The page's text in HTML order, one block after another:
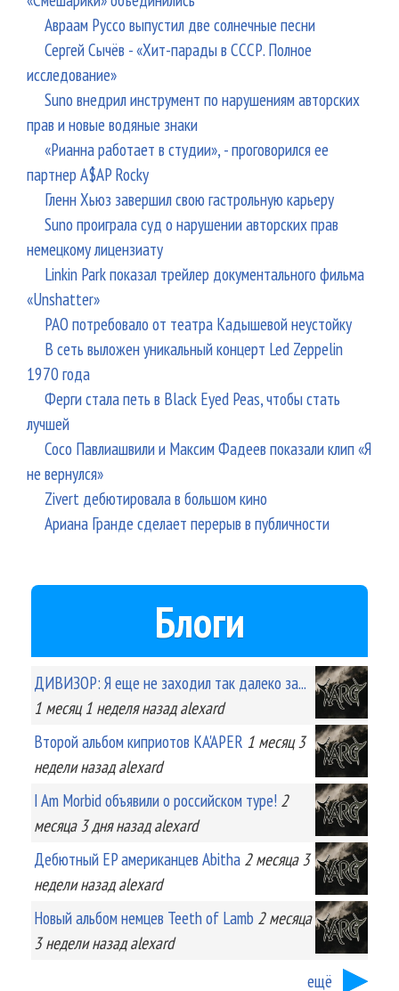
Авраам Руссо выпустил две солнечные песни
Сергей Сычёв - «Хит-парады в СССР. Полное
исследование»
Suno внедрил инструмент по нарушениям авторских
прав и новые водяные знаки
«Рианна работает в студии», - проговорился ее
партнер A$AP Rocky
Гленн Хьюз завершил свою гастрольную карьеру
Suno проиграла суд о нарушении авторских прав
немецкому лицензиату
Linkin Park показал трейлер документального фильма
«Unshatter»
РАО потребовало от театра Кадышевой неустойку
В сеть выложен уникальный концерт Led Zeppelin
1970 года
Ферги стала петь в Black Eyed Peas, чтобы стать
лучшей
Сосо Павлиашвили и Максим Фадеев показали клип «Я
не вернулся»
Zivert дебютировала в большом кино
Ариана Гранде сделает перерыв в публичности
Блоги
ДИВИЗОР: Я еще не заходил так далеко за...
1 месяц 1 неделяназад alexard
Второй альбом киприотов KA'APER 1 месяц 3
неделиназад alexard
I Am Morbid объявили о российском туре! 2
месяца 3 дняназад alexard
Дебютный EP американцев Abitha 2 месяца 3
неделиназад alexard
Новый альбом немцев Teeth of Lamb 2 месяца
3 неделиназад alexard
ещё